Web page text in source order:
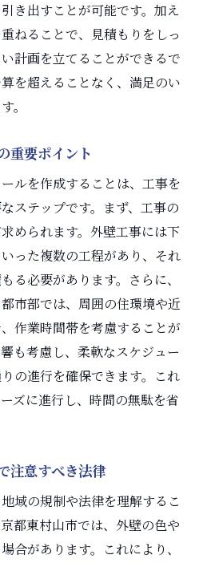
き出すことが可能です。加え
ねることで、見積もりをしっ
計画を立てることができるで
を超えることなく、満足のい
。
重要ポイント
ルを作成することは、工事を
ステップです。まず、工事の
められます。外壁工事には下
った複数の工程があり、それ
る必要があります。さらに、
市部では、周囲の住環境や近
作業時間帯を考慮することが
も考慮し、柔軟なスケジュー
の進行を確保できます。これ
ズに進行し、時間の無駄を省
注意すべき法律
域の規制や法律を理解するこ
都東村山市では、外壁の色や
合があります。これにより、